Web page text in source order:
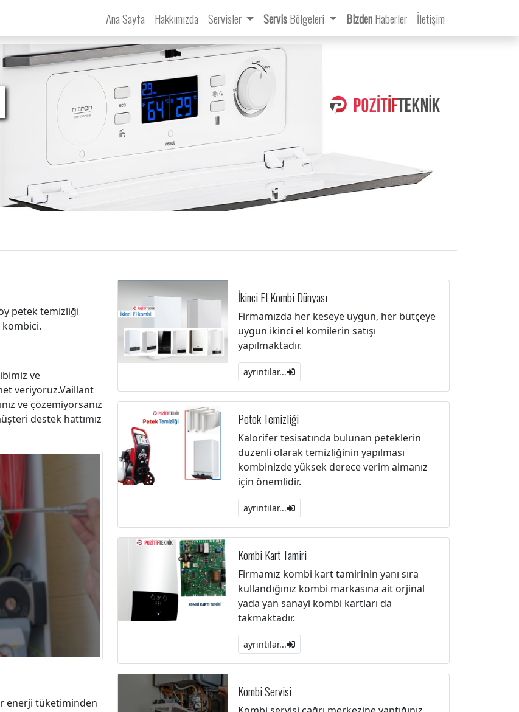
Ana Sayfa Hakkımızda Servisler ServisBölgeleri BizdenHaberler İletişim
petek temizliği
ve
veriyoruz.Vaillant
ve çözemiyorsanız
destek hattımız
enerji tüketiminden
İkinci El Kombi Dünyası
Firmamızda her keseye uygun, her bütçeye
uygun ikinci el komilerin satışı
yapılmaktadır.
ayrıntılar...
Petek Temizliği
Kalorifer tesisatında bulunan peteklerin
düzenli olarak temizliğinin yapılması
kombinizde yüksek derece verim almanız
için önemlidir.
ayrıntılar...
Kombi Kart Tamiri
Firmamız kombi kart tamirinin yanı sıra
kullandığınız kombi markasına ait orjinal
yada yan sanayi kombi kartları da
takmaktadır.
ayrıntılar...
Kombi Servisi